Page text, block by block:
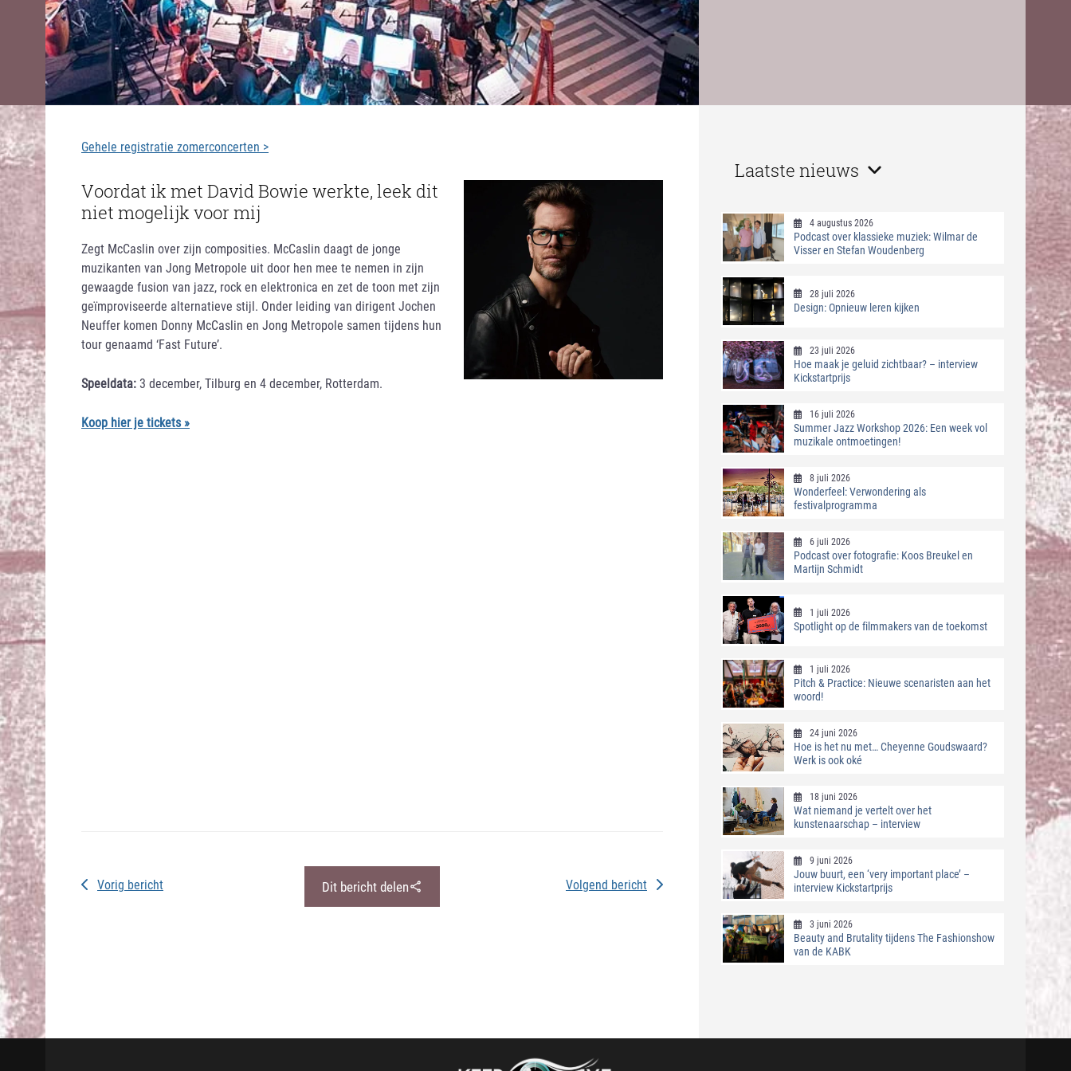
Gehele registratie zomerconcerten >
Voordat ik met David Bowie werkte, leek dit
niet mogelijk voor mij
Zegt McCaslin over zijn composities. McCaslin daagt de jonge
muzikanten van Jong Metropole uit door hen mee te nemen in zijn
gewaagde fusion van jazz, rock en elektronica en zet de toon met zijn
geïmproviseerde alternatieve stijl. Onder leiding van dirigent Jochen
Neuffer komen Donny McCaslin en Jong Metropole samen tijdens hun
tour genaamd ‘Fast Future’.
Speeldata:3 december, Tilburg en 4 december, Rotterdam.
Koop hier je tickets »
Vorig bericht Volgend bericht
Dit bericht delen
Laatste nieuws
4 augustus 2026
Podcast over klassieke muziek: Wilmar de
Visser en Stefan Woudenberg
28 juli 2026
Design: Opnieuw leren kijken
23 juli 2026
Hoe maak je geluid zichtbaar? – interview
Kickstartprijs
16 juli 2026
Summer Jazz Workshop 2026: Een week vol
muzikale ontmoetingen!
8 juli 2026
Wonderfeel: Verwondering als
festivalprogramma
6 juli 2026
Podcast over fotografie: Koos Breukel en
Martijn Schmidt
1 juli 2026
Spotlight op de filmmakers van de toekomst
1 juli 2026
Pitch & Practice: Nieuwe scenaristen aan het
woord!
24 juni 2026
Hoe is het nu met… Cheyenne Goudswaard?
Werk is ook oké
18 juni 2026
Wat niemand je vertelt over het
kunstenaarschap – interview
9 juni 2026
Jouw buurt, een ‘very important place’ –
interview Kickstartprijs
3 juni 2026
Beauty and Brutality tijdens The Fashionshow
van de KABK